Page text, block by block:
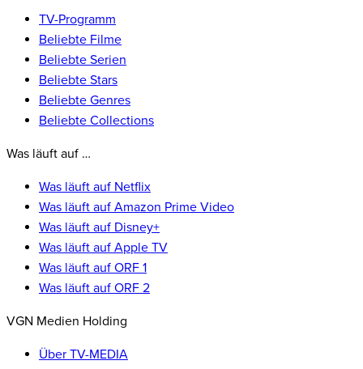
TV-Programm
Beliebte Filme
Beliebte Serien
Beliebte Stars
Beliebte Genres
Beliebte Collections
Was läuft auf …
Was läuft auf Netflix
Was läuft auf Amazon Prime Video
Was läuft auf Disney+
Was läuft auf Apple TV
Was läuft auf ORF 1
Was läuft auf ORF 2
VGN Medien Holding
Über TV-MEDIA